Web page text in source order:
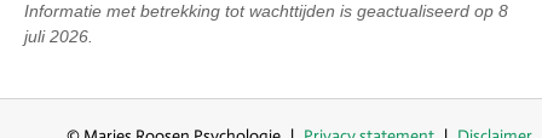
Informatie met betrekking tot wachttijden is geactualiseerd op 8
juli 2026.